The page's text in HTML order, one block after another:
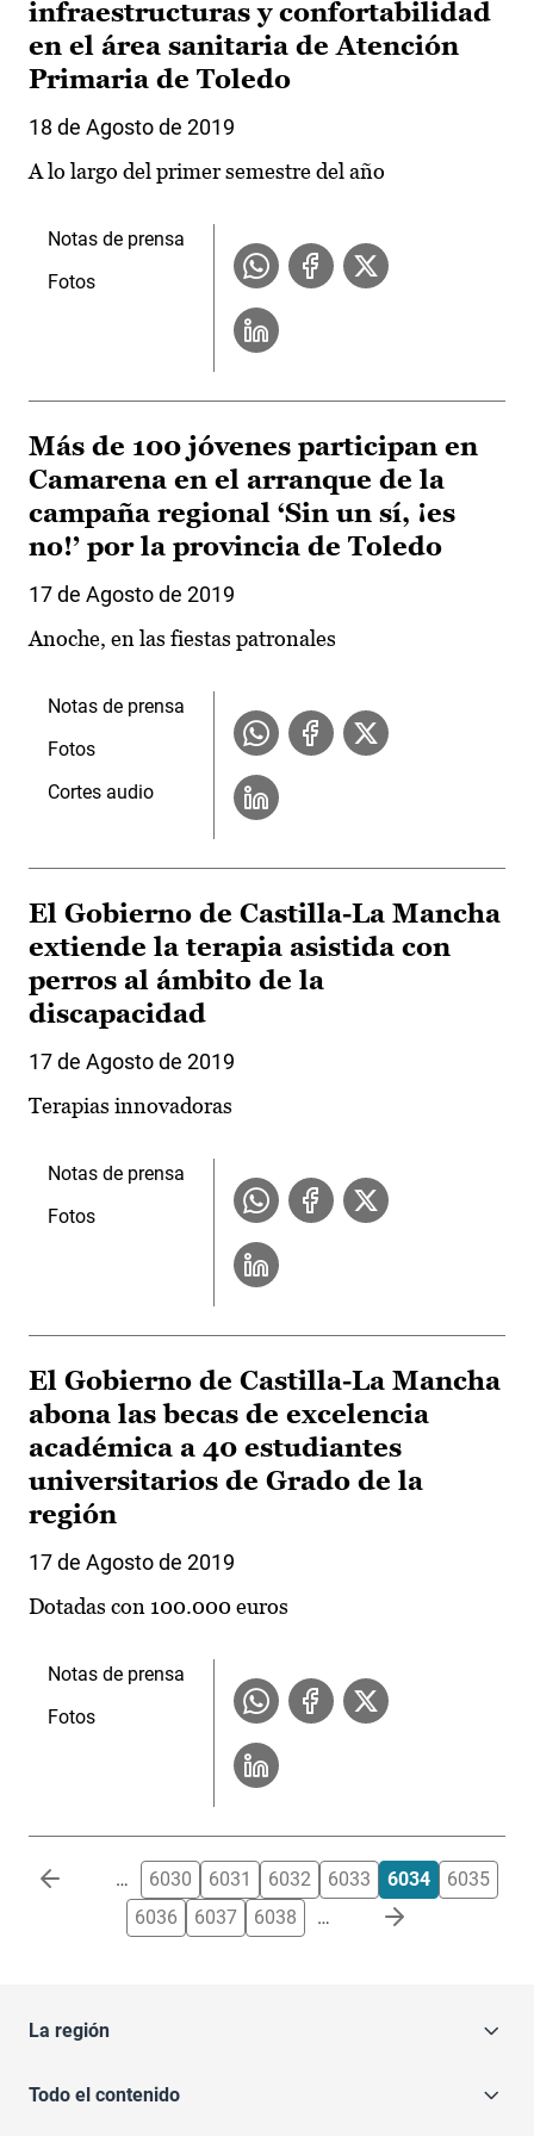
infraestructuras y confortabilidad
en el área sanitaria de Atención
Primaria de Toledo
18 de Agosto de 2019
A lo largo del primer semestre del año
Notas de prensa
Fotos
Más de 100 jóvenes participan en
Camarena en el arranque de la
campaña regional ‘Sin un sí, ¡es
no!’ por la provincia de Toledo
17 de Agosto de 2019
Anoche, en las fiestas patronales
Notas de prensa
Fotos
Cortes audio
El Gobierno de Castilla-La Mancha
extiende la terapia asistida con
perros al ámbito de la
discapacidad
17 de Agosto de 2019
Terapias innovadoras
Notas de prensa
Fotos
El Gobierno de Castilla-La Mancha
abona las becas de excelencia
académica a 40 estudiantes
universitarios de Grado de la
región
17 de Agosto de 2019
Dotadas con 100.000 euros
Notas de prensa
Fotos
Paginación … 6030 6031 6032 6033 6034
6035
6036
6037 6038 …
La región
Todo el contenido